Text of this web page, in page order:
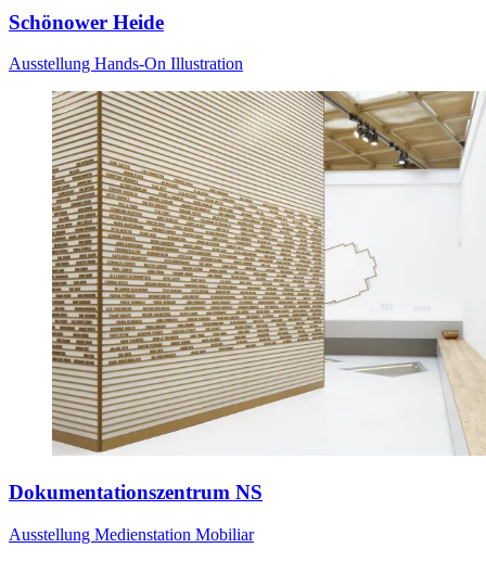
Schönower Heide
Ausstellung Hands-On Illustration
Dokumentationszentrum NS
Ausstellung Medienstation Mobiliar